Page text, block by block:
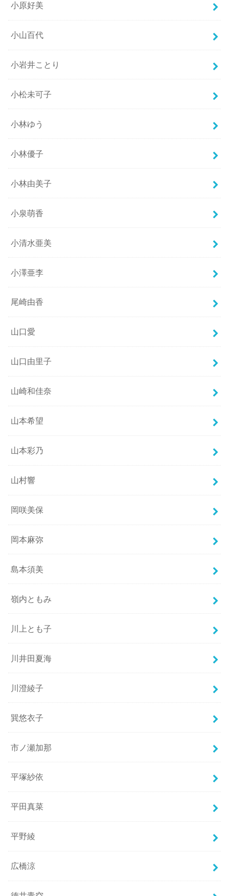
小原好美
小山百代
小岩井ことり
小松未可子
小林ゆう
小林優子
小林由美子
小泉萌香
小清水亜美
小澤亜李
尾崎由香
山口愛
山口由里子
山崎和佳奈
山本希望
山本彩乃
山村響
岡咲美保
岡本麻弥
島本須美
嶺内ともみ
川上とも子
川井田夏海
川澄綾子
巽悠衣子
市ノ瀬加那
平塚紗依
平田真菜
平野綾
広橋涼